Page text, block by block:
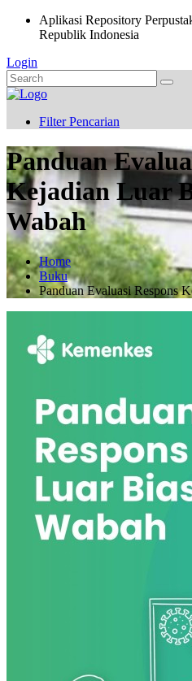
Aplikasi Repository
Republik Indonesia
Login
Filter Pencarian
Panduan
Kejadian Luar
Wabah
Home
Buku
Panduan Evaluasi Respons